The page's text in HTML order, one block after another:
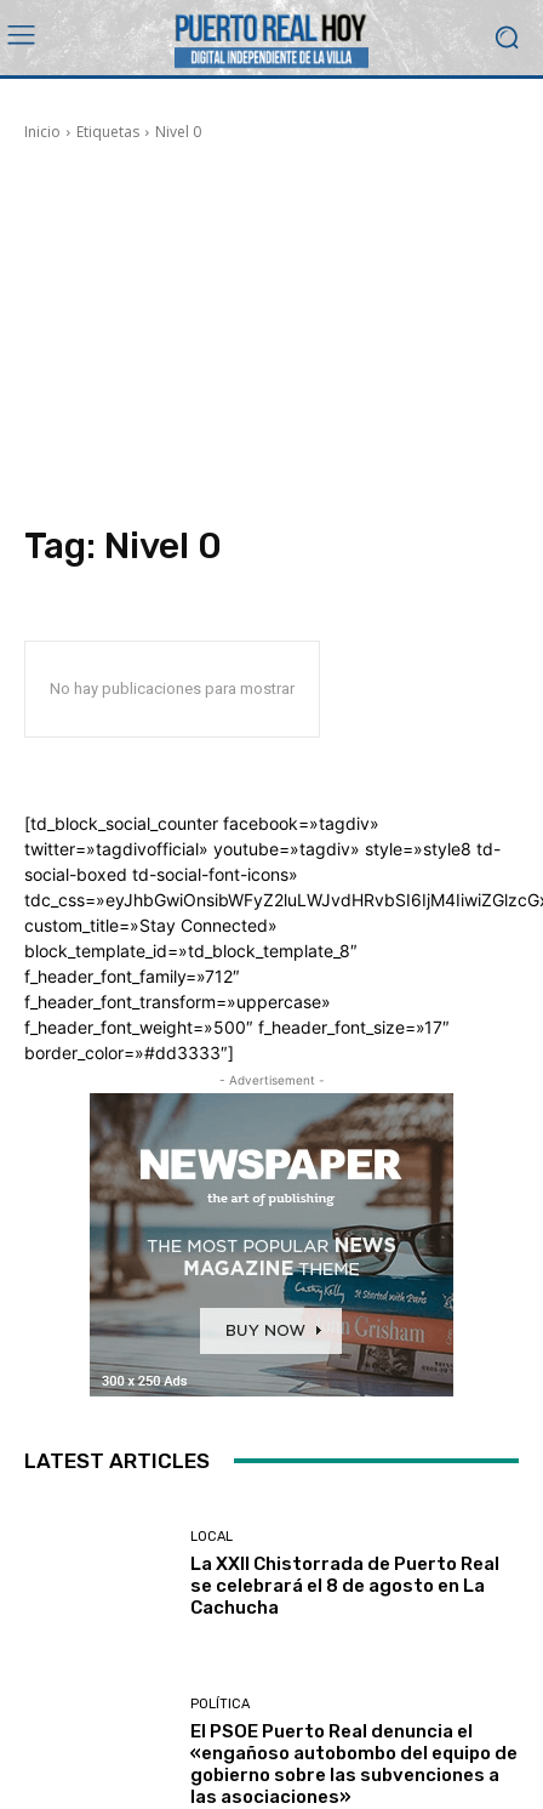
Inicio Etiquetas Nivel 0
Tag: Nivel 0
No hay publicaciones para mostrar
[td_block_social_counter facebook=»tagdiv»
twitter=»tagdivofficial» youtube=»tagdiv» style=»style8 td-
social-boxed td-social-font-icons»
custom_title=»Stay Connected»
block_template_id=»td_block_template_8″
f_header_font_family=»712″
f_header_font_transform=»uppercase»
f_header_font_weight=»500″ f_header_font_size=»17″
border_color=»#dd3333″]
- Advertisement -
LATEST ARTICLES
LOCAL
La XXII Chistorrada de Puerto Real
se celebrará el 8 de agosto en La
Cachucha
POLÍTICA
El PSOE Puerto Real denuncia el
«engañoso autobombo del equipo de
gobierno sobre las subvenciones a
las asociaciones»